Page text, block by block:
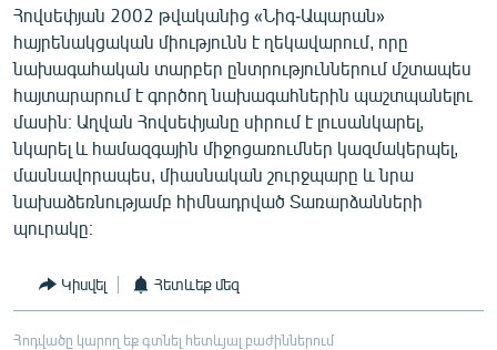
Հովսեփյան 2002 թվականից «Նիգ-Ապարան»
հայրենակցական միությունն է ղեկավարում, որը
նախագահական տարբեր ընտրություններում մշտապես
հայտարարում է գործող նախագահներին պաշտպանելու
մասին։ Աղվան Հովսեփյանը սիրում է լուսանկարել,
նկարել և համազգային միջոցառումներ կազմակերպել,
մասնավորապես, միասնական շուրջպարը և նրա
նախաձեռնությամբ հիմնադրված Տառարձանների
պուրակը։
Կիսվել Հետևեք մեզ
Հոդվածը կարող եք գտնել հետևյալ բաժիններում